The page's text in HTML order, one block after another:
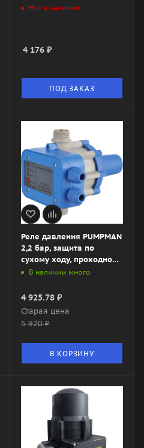
Нет в наличии
4 176₽
ПОД ЗАКАЗ
Реле давления PUMPMAN
2,2 бар, защита по
сухому ходу, проходной,
арт. TPC-10B
В наличии много
4 925.78₽
Старая цена
5 920₽
В КОРЗИНУ